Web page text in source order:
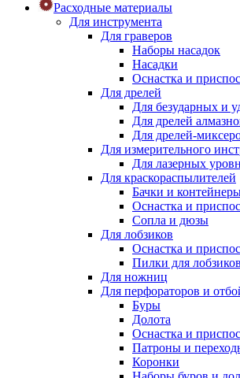
Расходные материалы
Для инструмента
Для граверов
Наборы насадок
Насадки
Оснастка и
Для дрелей
Для безударных и
Для дрелей
Для дрелей-
Для измерительного
Для лазерных
Для краскораспылителей
Бачки и
Оснастка и
Сопла и дюзы
Для лобзиков
Оснастка и
Пилки для лобзиков
Для ножниц
Для перфораторов и
Буры
Долота
Оснастка и
Патроны и
Коронки